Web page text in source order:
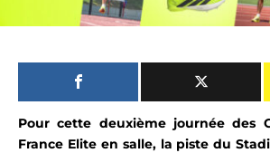
Pour cette deuxième journée des
France Elite en salle, la piste du